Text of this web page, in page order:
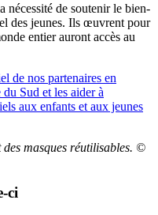
nécessité de soutenir le bien-
des jeunes. Ils œuvrent pour
entier auront accès au
de nos partenaires en
Sud et les aider à
aux enfants et aux jeunes
masques réutilisables. ©
ci